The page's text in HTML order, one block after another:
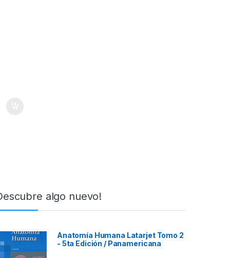
algo nuevo!
Anatomía Humana Latarjet Tomo 2
- 5ta Edición / Panamericana